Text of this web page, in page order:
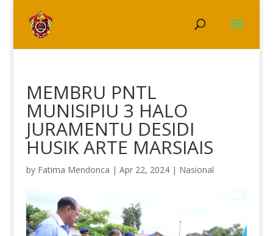
MEMBRU PNTL
MUNISIPIU 3 HALO
JURAMENTU DESIDI
HUSIK ARTE MARSIAIS
by Fatima Mendonca | Apr 22, 2024| Nasional